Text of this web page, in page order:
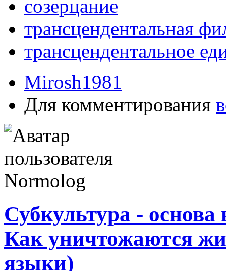
созерцание
трансцендентальная
трансцендентальное
Mirosh1981
Для комментирования
Субкультура -
Как уничтожаются
языки)